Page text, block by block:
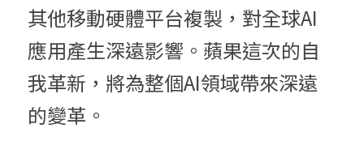
其他移動硬體平台複製，對全球AI
應用產生深遠影響。蘋果這次的自
我革新，將為整個AI領域帶來深遠
的變革。